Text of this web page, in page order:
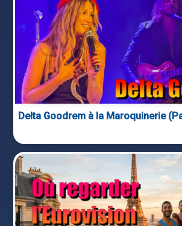
Delta Goodrem à la Maroquinerie